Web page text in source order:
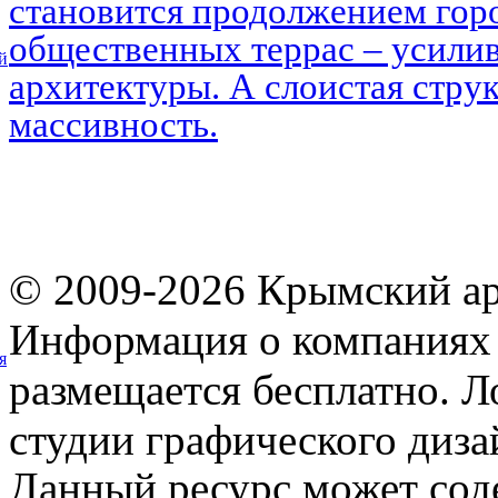
становится продолжением
общественных террас –
архитектуры. А слоистая
массивность.
© 2009-2026 Крымский
Информация о компаниях
размещается бесплатно.
студии графического
Данный ресурс может